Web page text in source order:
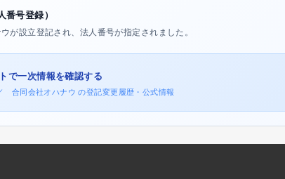
番号登録）
が設立登記され、法人番号が指定されました。
で一次情報を確認する
合同会社オハナウ の登記変更履歴・公式情報